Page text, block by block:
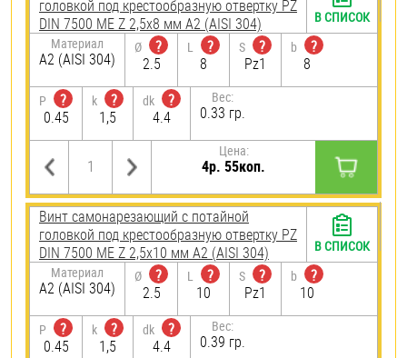
головкой под крестообразную отвертку PZ
DIN 7500 ME Z 2,5х8 мм А2 (AISI 304)
Материал
А2 (AISI 304)
Ø
?
2.5
L
?
8
S
?
Pz1
b
?
8
P
?
0.45
k
?
1,5
dk
?
4.4
Вес:
0.33 гр.
Цена:
4р. 55коп.
В СПИСОК
Винт самонарезающий c потайной
головкой под крестообразную отвертку PZ
DIN 7500 ME Z 2,5х10 мм А2 (AISI 304)
Материал
А2 (AISI 304)
Ø
?
2.5
L
?
10
S
?
Pz1
b
?
10
P
?
0.45
k
?
1,5
dk
?
4.4
Вес:
0.39 гр.
В СПИСОК